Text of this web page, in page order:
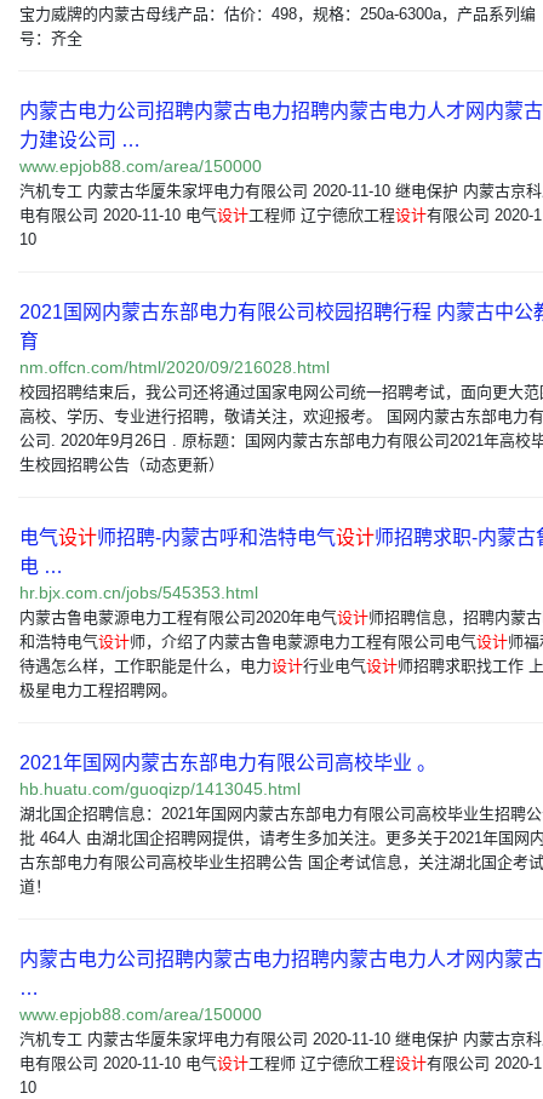
宝力威牌的内蒙古母线产品：估价：498，规格：250a-6300a，产品系列编
号：齐全
内蒙古电力公司招聘内蒙古电力招聘内蒙古电力人才网内蒙
力建设公司 …
www.epjob88.com/area/150000
汽机专工 内蒙古华厦朱家坪电力有限公司 2020-11-10 继电保护 内蒙古京
电有限公司 2020-11-10 电气设计工程师 辽宁德欣工程设计有限公司 2020-
10
2021国网内蒙古东部电力有限公司校园招聘行程 内蒙古中公
育
nm.offcn.com/html/2020/09/216028.html
校园招聘结束后，我公司还将通过国家电网公司统一招聘考试，面向更大范
高校、学历、专业进行招聘，敬请关注，欢迎报考。 国网内蒙古东部电力
公司. 2020年9月26日 . 原标题：国网内蒙古东部电力有限公司2021年高校
生校园招聘公告（动态更新）
电气设计师招聘-内蒙古呼和浩特电气设计师招聘求职-内蒙古
电 …
hr.bjx.com.cn/jobs/545353.html
内蒙古鲁电蒙源电力工程有限公司2020年电气设计师招聘信息，招聘内蒙
和浩特电气设计师，介绍了内蒙古鲁电蒙源电力工程有限公司电气设计师福
待遇怎么样，工作职能是什么，电力设计行业电气设计师招聘求职找工作
极星电力工程招聘网。
2021年国网内蒙古东部电力有限公司高校毕业 。
hb.huatu.com/guoqizp/1413045.html
湖北国企招聘信息：2021年国网内蒙古东部电力有限公司高校毕业生招聘
批 464人 由湖北国企招聘网提供，请考生多加关注。更多关于2021年国网
古东部电力有限公司高校毕业生招聘公告 国企考试信息，关注湖北国企考
道！
内蒙古电力公司招聘内蒙古电力招聘内蒙古电力人才网内蒙
…
www.epjob88.com/area/150000
汽机专工 内蒙古华厦朱家坪电力有限公司 2020-11-10 继电保护 内蒙古京
电有限公司 2020-11-10 电气设计工程师 辽宁德欣工程设计有限公司 2020-
10